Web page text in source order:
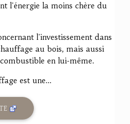
l'énergie la moins chère du
l'investissement dans
au bois, mais aussi
en lui-même.
est une...